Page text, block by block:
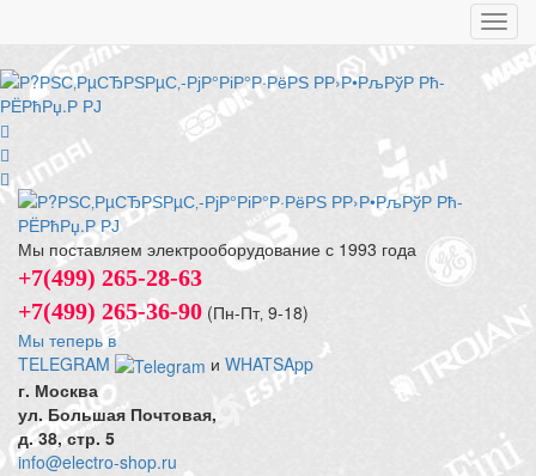
Мы поставляем электрооборудование с 1993 года
+7(499) 265-28-63
+7(499) 265-36-90 (Пн-Пт‚ 9-18)
Мы теперь в
TELEGRAM
и WHATSApp
г. Москва
ул. Большая Почтовая,
д. 38, стр. 5
info@electro-shop.ru